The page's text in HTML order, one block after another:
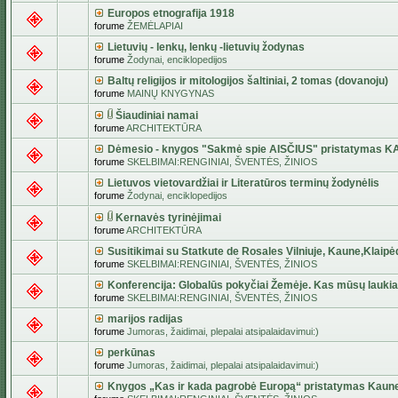
Europos etnografija 1918
forume ŽEMĖLAPIAI
Lietuvių - lenkų, lenkų -lietuvių žodynas
forume Žodynai, enciklopedijos
Baltų religijos ir mitologijos šaltiniai, 2 tomas (dovanoju)
forume MAINŲ KNYGYNAS
Šiaudiniai namai
forumeARCHITEKTŪRA
Dėmesio - knygos "Sakmė spie AISČIUS" pristatymas
forume SKELBIMAI:RENGINIAI, ŠVENTĖS, ŽINIOS
Lietuvos vietovardžiai ir Literatūros terminų žodynėlis
forume Žodynai, enciklopedijos
Kernavės tyrinėjimai
forumeARCHITEKTŪRA
Susitikimai su Statkute de Rosales Vilniuje,
forume SKELBIMAI:RENGINIAI, ŠVENTĖS, ŽINIOS
Konferencija: Globalūs pokyčiai Žemėje. Kas mūsų
forume SKELBIMAI:RENGINIAI, ŠVENTĖS, ŽINIOS
marijos radijas
forume Jumoras, žaidimai, plepalai atsipalaidavimui:)
perkūnas
forume Jumoras, žaidimai, plepalai atsipalaidavimui:)
Knygos „Kas ir kada pagrobė Europą“ pristatymas